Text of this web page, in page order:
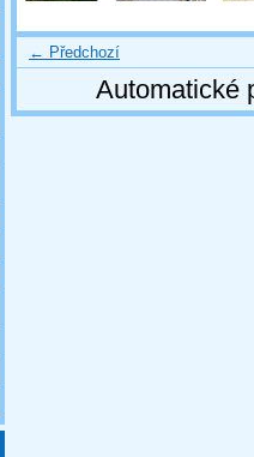
← Předchozí
Automatické